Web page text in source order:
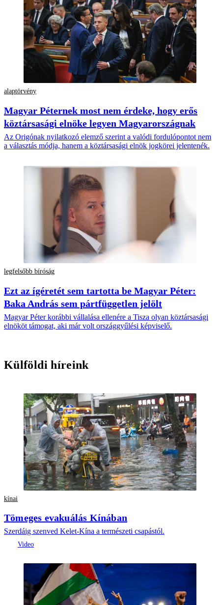
alaptörvény
Magyar Péternek most nem érdeke, hogy erős
köztársasági elnöke legyen Magyarországnak
Az Origónak nyilatkozó elemző szerint a valódi fordulópontot nem
a választás módja, hanem a köztársasági elnök jogkörei jelentenék.
legfelsőbb bíróság
Ezt az ígéretét sem tartotta be Magyar Péter:
Baka András sem pártfüggetlen jelölt
Magyar Péter korábbi vállalása ellenére a Tisza olyan köztársasági
elnököt támogat, aki már volt országgyűlési képviselő.
Külföldi híreink
kínai
Tömeges evakuálás Kínában
Szerdáig szenved Kelet-Kína a természeti csapástól.